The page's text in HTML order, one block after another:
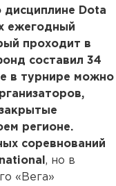
Dota
ежегодный
проходит в
составил 34
в турнире можно
регионе.
соревнований
, но в
«Вега»